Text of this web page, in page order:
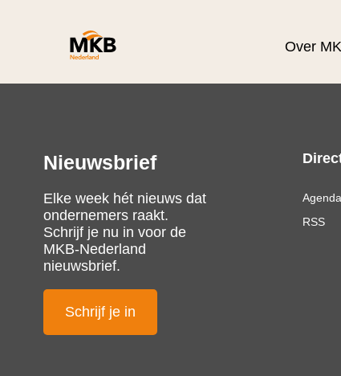
Over
Nieuwsbrief
Elke week hét nieuws dat
ondernemers raakt.
Schrijf je nu in voor de
MKB-Nederland
nieuwsbrief.
Schrijf je in
Agenda
RSS